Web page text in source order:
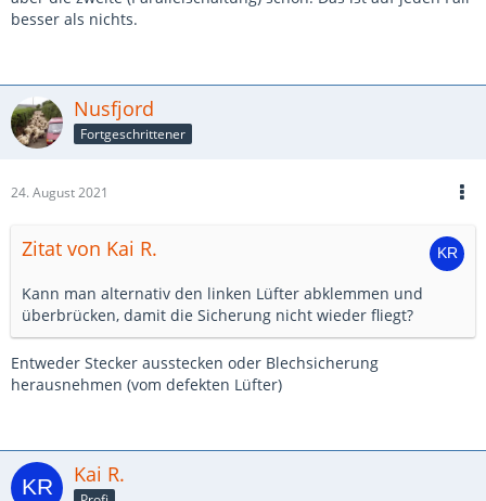
besser als nichts.
Nusfjord
Fortgeschrittener
24. August 2021
Zitat von Kai R.
Kann man alternativ den linken Lüfter abklemmen und
überbrücken, damit die Sicherung nicht wieder fliegt?
Entweder Stecker ausstecken oder Blechsicherung
herausnehmen (vom defekten Lüfter)
Kai R.